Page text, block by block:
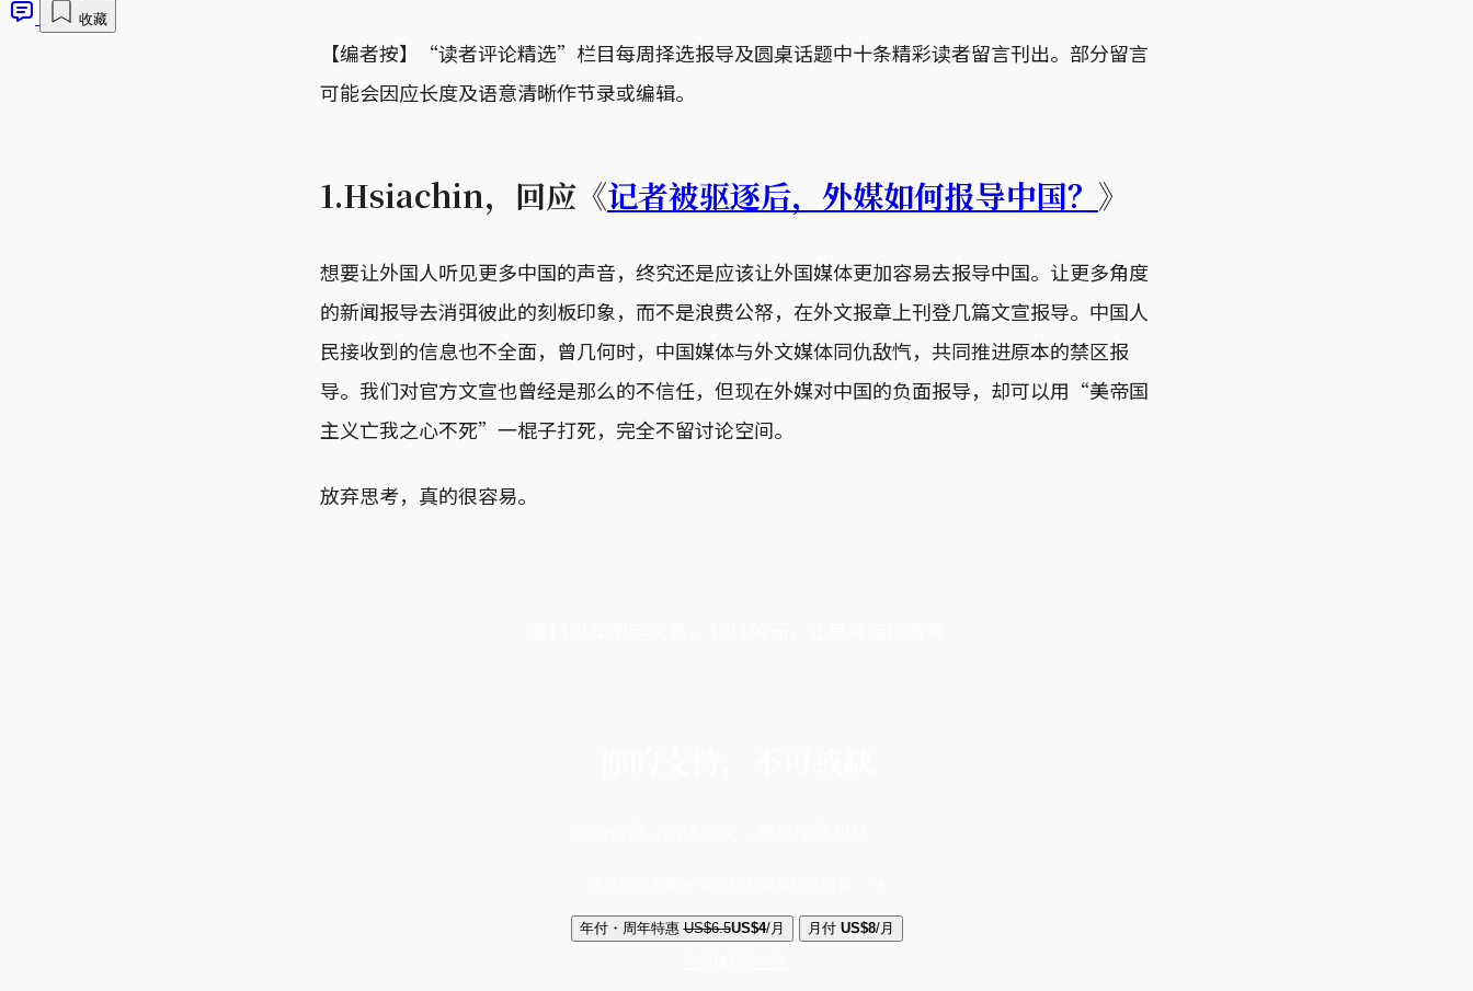
收藏
【编者按】“读者评论精选”栏目每周择选报导及圆桌话题中十条精彩读者留言刊出。部分留言
可能会因应长度及语意清晰作节录或编辑。
1.Hsiachin，回应《记者被驱逐后，外媒如何报导中国？ 》
想要让外国人听见更多中国的声音，终究还是应该让外国媒体更加容易去报导中国。让更多角度
的新闻报导去消弭彼此的刻板印象，而不是浪费公帑，在外文报章上刊登几篇文宣报导。中国人
民接收到的信息也不全面，曾几何时，中国媒体与外文媒体同仇敌忾，共同推进原本的禁区报
导。我们对官方文宣也曾经是那么的不信任，但现在外媒对中国的负面报导，却可以用“美帝国
主义亡我之心不死”一棍子打死，完全不留讨论空间。
放弃思考，真的很容易。
年付・周年特惠 US$6.5US$4/月 月付 US$8/月